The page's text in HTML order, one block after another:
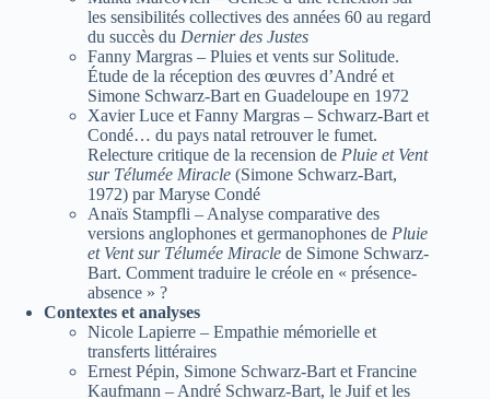
les sensibilités collectives des années 60 au regard
du succès du Dernier des Justes
Fanny Margras – Pluies et vents sur Solitude.
Étude de la réception des œuvres d’André et
Simone Schwarz-Bart en Guadeloupe en 1972
Xavier Luce et Fanny Margras – Schwarz-Bart et
Condé… du pays natal retrouver le fumet.
Relecture critique de la recension de Pluie et Vent
sur Télumée Miracle (Simone Schwarz-Bart,
1972) par Maryse Condé
Anaïs Stampfli – Analyse comparative des
versions anglophones et germanophones de Pluie
et Vent sur Télumée Miracle de Simone Schwarz-
Bart. Comment traduire le créole en « présence-
absence » ?
Contextes et analyses
Nicole Lapierre – Empathie mémorielle et
transferts littéraires
Ernest Pépin, Simone Schwarz-Bart et Francine
Kaufmann – André Schwarz-Bart, le Juif et les